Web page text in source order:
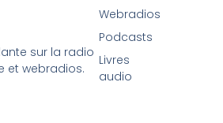
sur la radio
et webradios.
Webradios
Podcasts
Livres
audio